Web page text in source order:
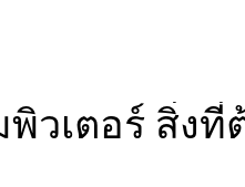
วเตอร์ สิ่งที่